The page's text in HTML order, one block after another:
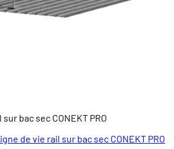
bac sec CONEKT PRO
de vie rail sur bac sec CONEKT PRO